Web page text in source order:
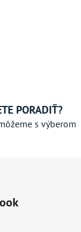
PORADIŤ?
s výberom